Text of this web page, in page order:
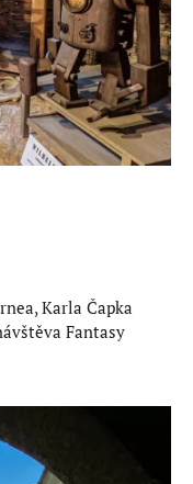
Karla Čapka
Fantasy